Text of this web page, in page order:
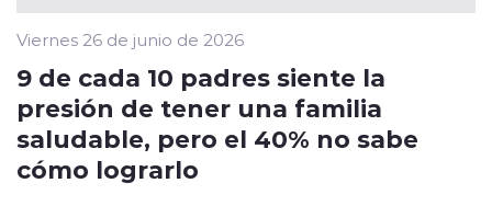
Viernes 26 de junio de 2026
9 de cada 10 padres siente la
presión de tener una familia
saludable, pero el 40% no sabe
cómo lograrlo